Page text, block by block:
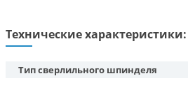
Технические характеристики:
Тип сверлильного шпинделя